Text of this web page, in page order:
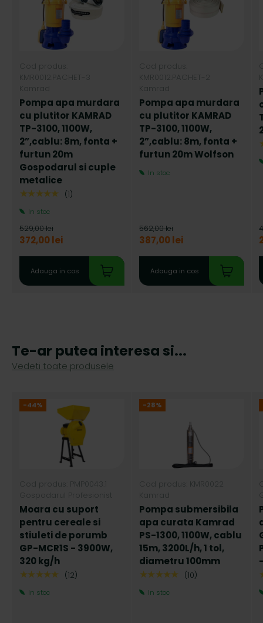
Cod produs:
KMR0012.PACHET-3
Kamrad
Pompa apa murdara
cu plutitor KAMRAD
TP-3100, 1100W,
2”,cablu: 8m, fonta +
furtun 20m
Gospodarul si cuple
metalice
★★★★★ (1)
In stoc
372,00 lei
529,00 lei
Adauga in cos
Cod produs:
KMR0012.PACHET-2
Kamrad
Pompa apa murdara
cu plutitor KAMRAD
TP-3100, 1100W,
2”,cablu: 8m, fonta +
furtun 20m Wolfson
In stoc
387,00 lei
562,00 lei
Adauga in cos
Te-ar putea interesa si...
Vedeti toate produsele
-44%
Cod produs: PMP0043.1
Gospodarul Profesionist
Moara cu suport
pentru cereale si
stiuleti de porumb
GP-MCR1S - 3900W,
320 kg/h
★★★★★ (12)
In stoc
-28%
Cod produs: KMR0022
Kamrad
Pompa submersibila
apa curata Kamrad
PS-1300, 1100W, cablu
15m, 3200L/h, 1 tol,
diametru 100mm
★★★★★ (10)
In stoc